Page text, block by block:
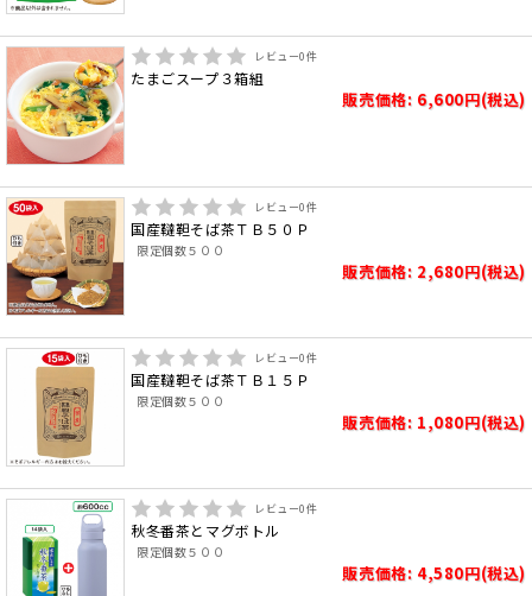
レビュー0件
たまごスープ３箱組
販売価格: 6,600円(税込)
レビュー0件
国産韃靼そば茶ＴＢ５０Ｐ
限定個数５００
販売価格: 2,680円(税込)
レビュー0件
国産韃靼そば茶ＴＢ１５Ｐ
限定個数５００
販売価格: 1,080円(税込)
レビュー0件
秋冬番茶とマグボトル
限定個数５００
販売価格: 4,580円(税込)